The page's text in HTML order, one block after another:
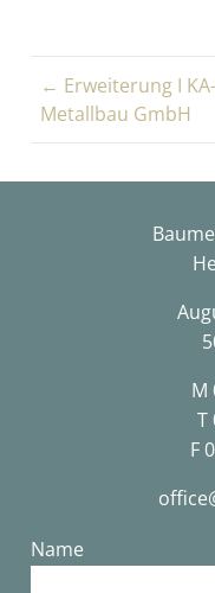
← Erweiterung I
Metallbau GmbH
M
T
F
Name